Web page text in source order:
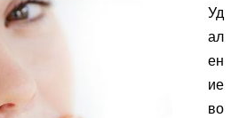
Уд
ал
ен
ие
во